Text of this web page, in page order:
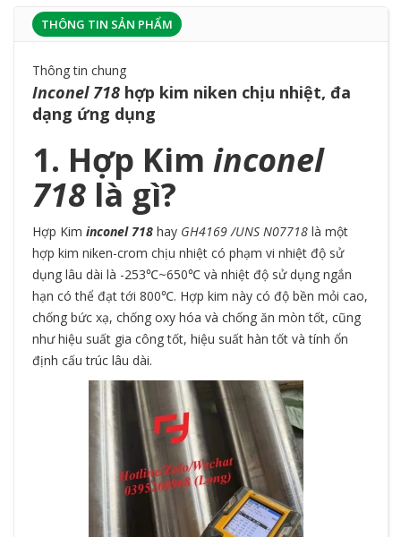
THÔNG TIN SẢN PHẨM
Thông tin chung
Inconel 718 hợp kim niken chịu nhiệt, đa
dạng ứng dụng
1. Hợp Kim inconel
718 là gì?
Hợp Kim inconel 718 hay GH4169 /UNS N07718 là một
hợp kim niken-crom chịu nhiệt có phạm vi nhiệt độ sử
dụng lâu dài là -253℃~650℃ và nhiệt độ sử dụng ngắn
hạn có thể đạt tới 800℃. Hợp kim này có độ bền mỏi cao,
chống bức xạ, chống oxy hóa và chống ăn mòn tốt, cũng
như hiệu suất gia công tốt, hiệu suất hàn tốt và tính ổn
định cấu trúc lâu dài.